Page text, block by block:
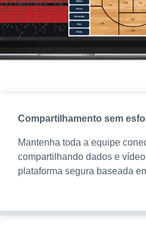
Compartilhamento sem
Mantenha toda a equipe
compartilhando dados e
plataforma segura baseada